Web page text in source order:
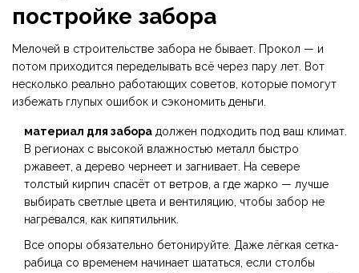
постройке забора
Мелочей в строительстве забора не бывает. Прокол — и
потом приходится переделывать всё через пару лет. Вот
несколько реально работающих советов, которые помогут
избежать глупых ошибок и сэкономить деньги.
материал для забора должен подходить под ваш климат.
В регионах с высокой влажностью металл быстро
ржавеет, а дерево чернеет и загнивает. На севере
толстый кирпич спасёт от ветров, а где жарко — лучше
выбирать светлые цвета и вентиляцию, чтобы забор не
нагревался, как кипятильник.
Все опоры обязательно бетонируйте. Даже лёгкая сетка-
рабица со временем начинает шататься, если столбы